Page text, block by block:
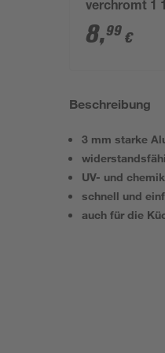
verchromt 1
mm
8,99 €
Beschreibung
3 mm starke
UV- und
schnell und
auch für die